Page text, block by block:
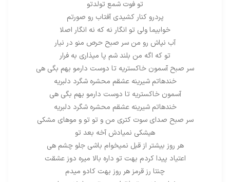
تو فوت شمع تولدتو
پردرو کنار کشیدی آفتاب رو صورتم
خوابیما ولی تو انگار نه که نه انگار اصلا
آب نپاش رو من سر صبح حرص منو در نیار
تو که اگه من بلند شم پا میذاری به فرار
سر صبح آسمون خاکستریه تا دوست دارمو بهم بگی هی
خندهاتم شیرینه عشقم محشره شگرد دلبریه
آسمون خاکستریه تا دوست دارمو بهم بگی هی
خندهاتم شیرینه عشقم محشره شگرد دلبریه
سر صبح صدای سوت کتری من و تو تو و موهای مشکی
هیشکی نمیادش آخه بعد تو
هر روز بیشتر از قبل نمیخوام باشی جلو چشم هی
اعتیاد پیدا کردم بهت تو داره بالا میره دوز عشقت
چنتا رز قرمز هر روز بهت کادو میدم